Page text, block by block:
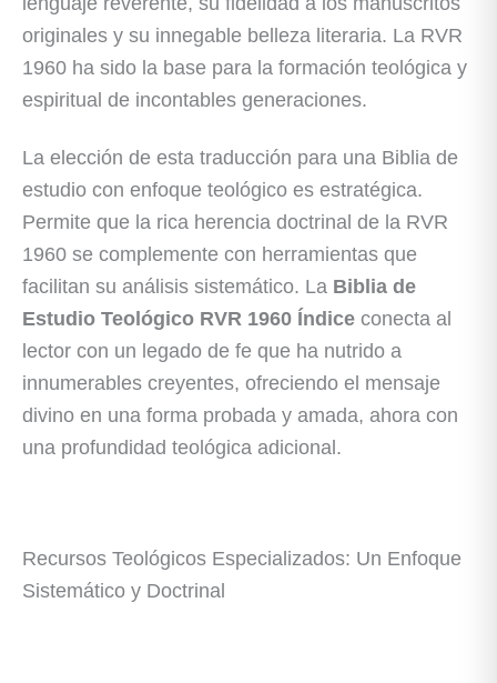
originales y su innegable belleza literaria. La RVR
1960 ha sido la base para la formación teológica y
espiritual de incontables generaciones.
La elección de esta traducción para una Biblia de
estudio con enfoque teológico es estratégica.
Permite que la rica herencia doctrinal de la RVR
1960 se complemente con herramientas que
facilitan su análisis sistemático. La Biblia de
Estudio Teológico RVR 1960 Índice conecta al
lector con un legado de fe que ha nutrido a
innumerables creyentes, ofreciendo el mensaje
divino en una forma probada y amada, ahora con
una profundidad teológica adicional.
Recursos Teológicos Especializados: Un Enfoque
Sistemático y Doctrinal